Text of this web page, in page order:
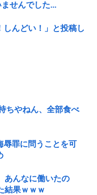
せんでした...
んどい！」と投稿し
ちやねん、全部食べ
辱罪に問うことを可
あんなに働いたの
果ｗｗｗ